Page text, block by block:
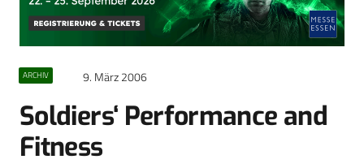
ARCHIV 9. März 2006
Soldiers‘ Performance and
Fitness